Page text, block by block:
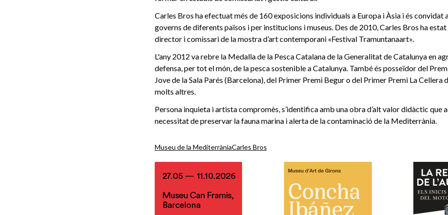
Carles Bros ha efectuat més de 160 exposicions individuals a Europa i Àsia i és convidat
governs de diferents països i per institucions i museus. Des de 2010, Carles Bros ha
director i comissari de la mostra d’art contemporani «Festival Tramuntanaart».
L'any 2012 va rebre la Medalla de la Pesca Catalana de la Generalitat de Catalunya en
defensa, per tot el món, de la pesca sostenible a Catalunya. També és posseïdor del
Jove de la Sala Parés (Barcelona), del Primer Premi Begur o del Primer Premi La Cellera
molts altres.
Persona inquieta i artista compromès, s’identifica amb una obra d’alt valor didàctic que
necessitat de preservar la fauna marina i alerta de la contaminació de la Mediterrània.
Museu de la MediterràniaCarles Bros